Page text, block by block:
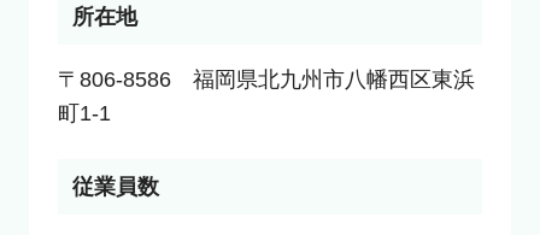
所在地
〒806-8586　福岡県北九州市八幡西区東浜
町1-1
従業員数